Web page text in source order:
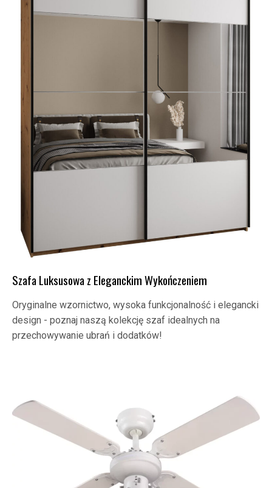
Szafa Luksusowa z Eleganckim Wykończeniem
Oryginalne wzornictwo, wysoka funkcjonalność i elegancki
design - poznaj naszą kolekcję szaf idealnych na
przechowywanie ubrań i dodatków!